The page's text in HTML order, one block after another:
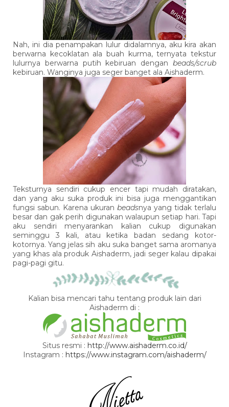
Nah, ini dia penampakan lulur didalamnya, aku kira akan
berwarna kecoklatan ala buah kurma, ternyata tekstur
lulurnya berwarna putih kebiruan dengan beads/scrub
kebiruan. Wanginya juga seger banget ala Aishaderm.
Teksturnya sendiri cukup encer tapi mudah diratakan,
dan yang aku suka produk ini bisa juga menggantikan
fungsi sabun. Karena ukuran beadsnya yang tidak terlalu
besar dan gak perih digunakan walaupun setiap hari. Tapi
aku sendiri menyarankan kalian cukup digunakan
seminggu 3 kali, atau ketika badan sedang kotor-
kotornya. Yang jelas sih aku suka banget sama aromanya
yang khas ala produk Aishaderm, jadi seger kalau dipakai
pagi-pagi gitu.
Kalian bisa mencari tahu tentang produk lain dari
Aishaderm di :
Situs resmi : http://www.aishaderm.co.id/
Instagram : https://www.instagram.com/aishaderm/